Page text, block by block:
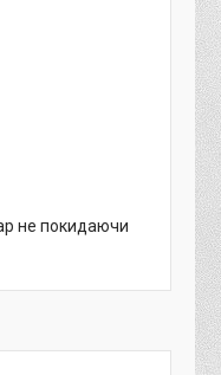
не покидаючи